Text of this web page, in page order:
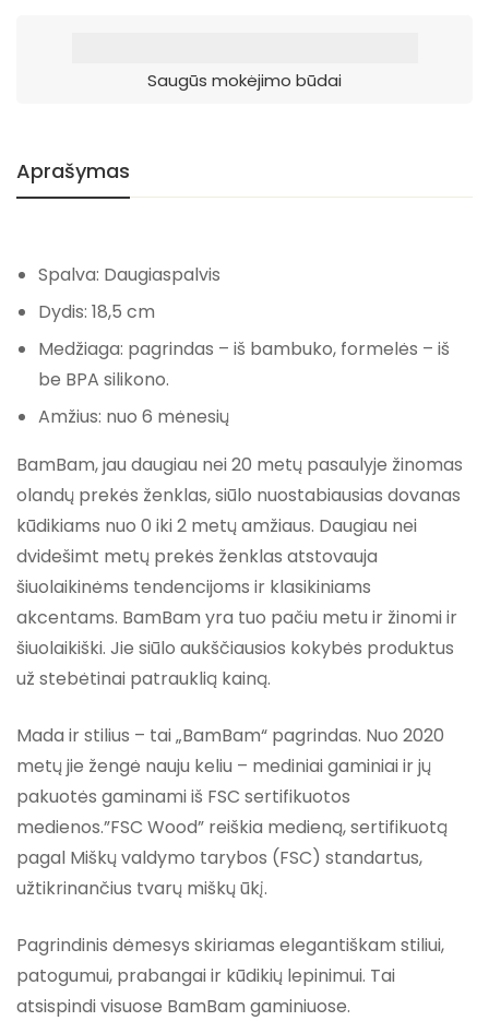
Saugūs mokėjimo būdai
Aprašymas
Spalva: Daugiaspalvis
Dydis: 18,5 cm
Medžiaga: pagrindas – iš bambuko, formelės – iš
be BPA silikono.
Amžius: nuo 6 mėnesių
BamBam, jau daugiau nei 20 metų pasaulyje žinomas
olandų prekės ženklas, siūlo nuostabiausias dovanas
kūdikiams nuo 0 iki 2 metų amžiaus. Daugiau nei
dvidešimt metų prekės ženklas atstovauja
šiuolaikinėms tendencijoms ir klasikiniams
akcentams. BamBam yra tuo pačiu metu ir žinomi ir
šiuolaikiški. Jie siūlo aukščiausios kokybės produktus
už stebėtinai patrauklią kainą.
Mada ir stilius – tai „BamBam“ pagrindas. Nuo 2020
metų jie žengė nauju keliu – mediniai gaminiai ir jų
pakuotės gaminami iš FSC sertifikuotos
medienos.”FSC Wood” reiškia medieną, sertifikuotą
pagal Miškų valdymo tarybos (FSC) standartus,
užtikrinančius tvarų miškų ūkį.
Pagrindinis dėmesys skiriamas elegantiškam stiliui,
patogumui, prabangai ir kūdikių lepinimui. Tai
atsispindi visuose BamBam gaminiuose.